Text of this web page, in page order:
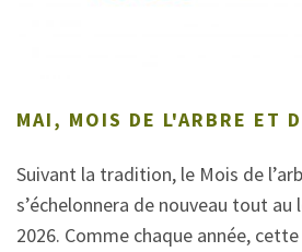
MAI, MOIS DE L'ARBRE ET
Suivant la tradition, le Mois de
s’échelonnera de nouveau tout
2026. Comme chaque année,